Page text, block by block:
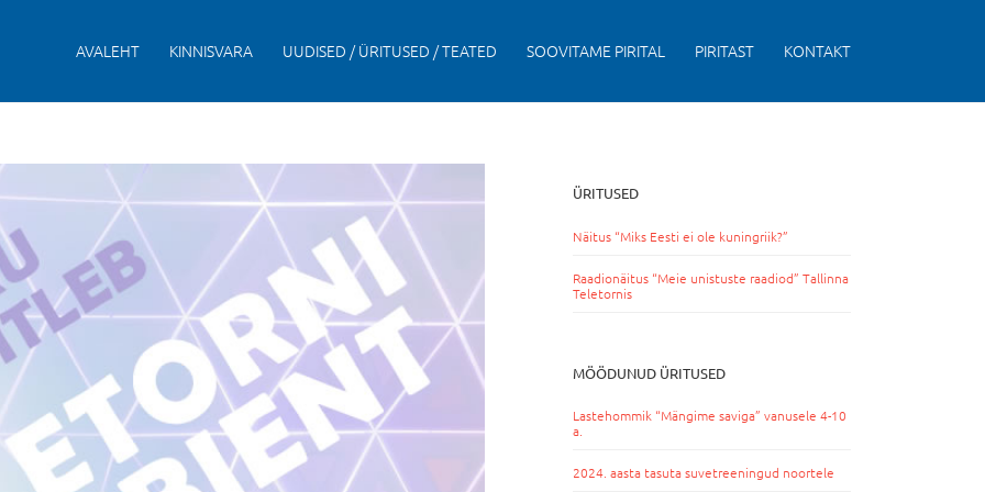
AVALEHT KINNISVARA UUDISED / ÜRITUSED / TEATED SOOVITAME PIRITAL PIRITAST KONTAKT
ÜRITUSED
Näitus “Miks Eesti ei ole kuningriik?”
Raadionäitus “Meie unistuste raadiod” Tallinna
Teletornis
MÖÖDUNUD ÜRITUSED
Lastehommik “Mängime saviga” vanusele 4-10
a.
2024. aasta tasuta suvetreeningud noortele